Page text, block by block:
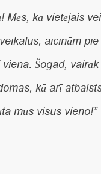
Mēs, kā vietējais
aicinām pie
Šogad,
kā arī
mūs visus vieno!”